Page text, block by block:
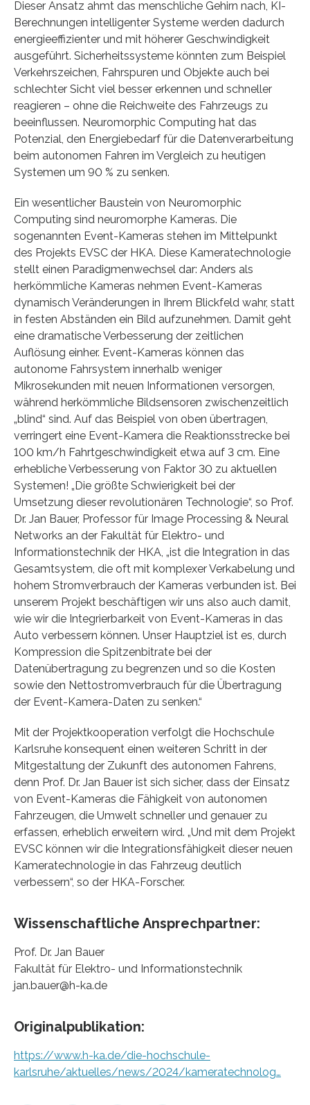
Dieser Ansatz ahmt das menschliche Gehirn nach, KI-
Berechnungen intelligenter Systeme werden dadurch
energieeffizienter und mit höherer Geschwindigkeit
ausgeführt. Sicherheitssysteme könnten zum Beispiel
Verkehrszeichen, Fahrspuren und Objekte auch bei
schlechter Sicht viel besser erkennen und schneller
reagieren – ohne die Reichweite des Fahrzeugs zu
beeinflussen. Neuromorphic Computing hat das
Potenzial, den Energiebedarf für die Datenverarbeitung
beim autonomen Fahren im Vergleich zu heutigen
Systemen um 90 % zu senken.
Ein wesentlicher Baustein von Neuromorphic
Computing sind neuromorphe Kameras. Die
sogenannten Event-Kameras stehen im Mittelpunkt
des Projekts EVSC der HKA. Diese Kameratechnologie
stellt einen Paradigmenwechsel dar: Anders als
herkömmliche Kameras nehmen Event-Kameras
dynamisch Veränderungen in Ihrem Blickfeld wahr, statt
in festen Abständen ein Bild aufzunehmen. Damit geht
eine dramatische Verbesserung der zeitlichen
Auflösung einher. Event-Kameras können das
autonome Fahrsystem innerhalb weniger
Mikrosekunden mit neuen Informationen versorgen,
während herkömmliche Bildsensoren zwischenzeitlich
„blind“ sind. Auf das Beispiel von oben übertragen,
verringert eine Event-Kamera die Reaktionsstrecke bei
100 km/h Fahrtgeschwindigkeit etwa auf 3 cm. Eine
erhebliche Verbesserung von Faktor 30 zu aktuellen
Systemen! „Die größte Schwierigkeit bei der
Umsetzung dieser revolutionären Technologie“, so Prof.
Dr. Jan Bauer, Professor für Image Processing & Neural
Networks an der Fakultät für Elektro- und
Informationstechnik der HKA, „ist die Integration in das
Gesamtsystem, die oft mit komplexer Verkabelung und
hohem Stromverbrauch der Kameras verbunden ist. Bei
unserem Projekt beschäftigen wir uns also auch damit,
wie wir die Integrierbarkeit von Event-Kameras in das
Auto verbessern können. Unser Hauptziel ist es, durch
Kompression die Spitzenbitrate bei der
Datenübertragung zu begrenzen und so die Kosten
sowie den Nettostromverbrauch für die Übertragung
der Event-Kamera-Daten zu senken.“
Mit der Projektkooperation verfolgt die Hochschule
Karlsruhe konsequent einen weiteren Schritt in der
Mitgestaltung der Zukunft des autonomen Fahrens,
denn Prof. Dr. Jan Bauer ist sich sicher, dass der Einsatz
von Event-Kameras die Fähigkeit von autonomen
Fahrzeugen, die Umwelt schneller und genauer zu
erfassen, erheblich erweitern wird. „Und mit dem Projekt
EVSC können wir die Integrationsfähigkeit dieser neuen
Kameratechnologie in das Fahrzeug deutlich
verbessern“, so der HKA-Forscher.
Wissenschaftliche Ansprechpartner:
Prof. Dr. Jan Bauer
Fakultät für Elektro- und Informationstechnik
jan.bauer@h-ka.de
Originalpublikation:
https://www.h-ka.de/die-hochschule-
karlsruhe/aktuelles/news/2024/kameratechnolog…